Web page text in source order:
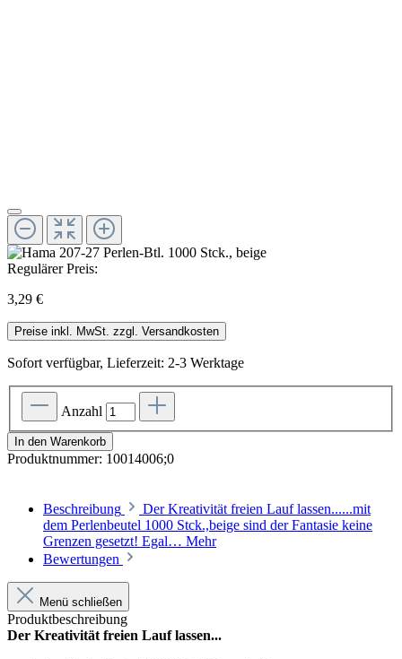
Regulärer Preis:
3,29 €
Preise inkl. MwSt. zzgl. Versandkosten
Sofort verfügbar, Lieferzeit: 2-3 Werktage
Anzahl
In den Warenkorb
Produktnummer: 10014006;0
Beschreibung
Der Kreativität freien Lauf lassen......mit
dem Perlenbeutel 1000 Stck.,beige sind der Fantasie keine
Grenzen gesetzt! Egal… Mehr
Bewertungen
Menü schließen
Produktbeschreibung
Der Kreativität freien Lauf lassen...